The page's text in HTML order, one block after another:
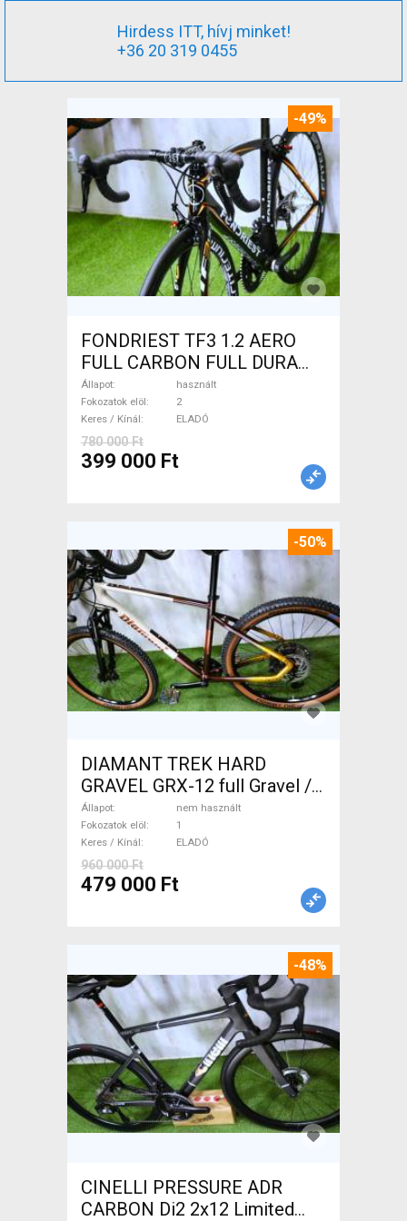
Hirdess ITT, hívj minket!
+36 20 319 0455
-49%
FONDRIEST TF3 1.2 AERO
FULL CARBON FULL DURA
ACE Országúti patkófék
használt ELADÓ
Állapot
használt
Fokozatok elöl
2
Keres / Kínál
ELADÓ
780 000 Ft
399 000 Ft
-50%
DIAMANT TREK HARD
GRAVEL GRX-12 full Gravel /
CX tárcsafék nem használt
ELADÓ
Állapot
nem használt
Fokozatok elöl
1
Keres / Kínál
ELADÓ
960 000 Ft
479 000 Ft
-48%
CINELLI PRESSURE ADR
CARBON Di2 2x12 Limited